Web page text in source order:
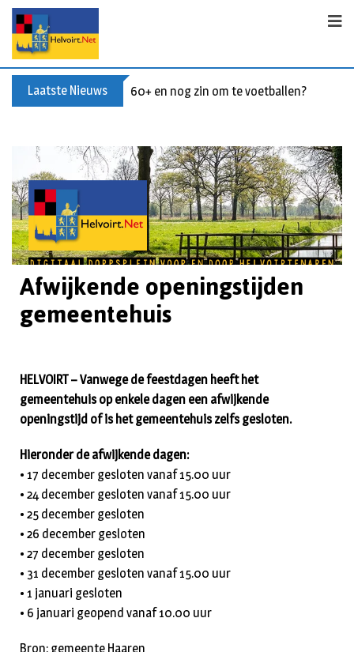
Laatste Nieuws 60+ en nog zin om te voetballen? Kom
Afwijkende openingstijden
gemeentehuis
HELVOIRT – Vanwege de feestdagen heeft het
gemeentehuis op enkele dagen een afwijkende
openingstijd of is het gemeentehuis zelfs gesloten.
Hieronder de afwijkende dagen:
• 17 december gesloten vanaf 15.00 uur
• 24 december gesloten vanaf 15.00 uur
• 25 december gesloten
• 26 december gesloten
• 27 december gesloten
• 31 december gesloten vanaf 15.00 uur
• 1 januari gesloten
• 6 januari geopend vanaf 10.00 uur
Bron: gemeente Haaren